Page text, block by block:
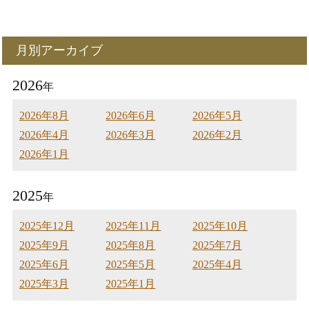
月別アーカイブ
2026年
2026年8月 2026年6月
2026年5月
2026年4月
2026年3月
2026年2月
2026年1月
2025年
2025年12月 2025年11月
2025年10月
2025年9月
2025年8月
2025年7月
2025年6月
2025年5月
2025年4月
2025年3月
2025年1月